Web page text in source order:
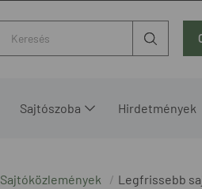
Sajtószoba Hirdetmények
Sajtóközlemények Legfrissebb